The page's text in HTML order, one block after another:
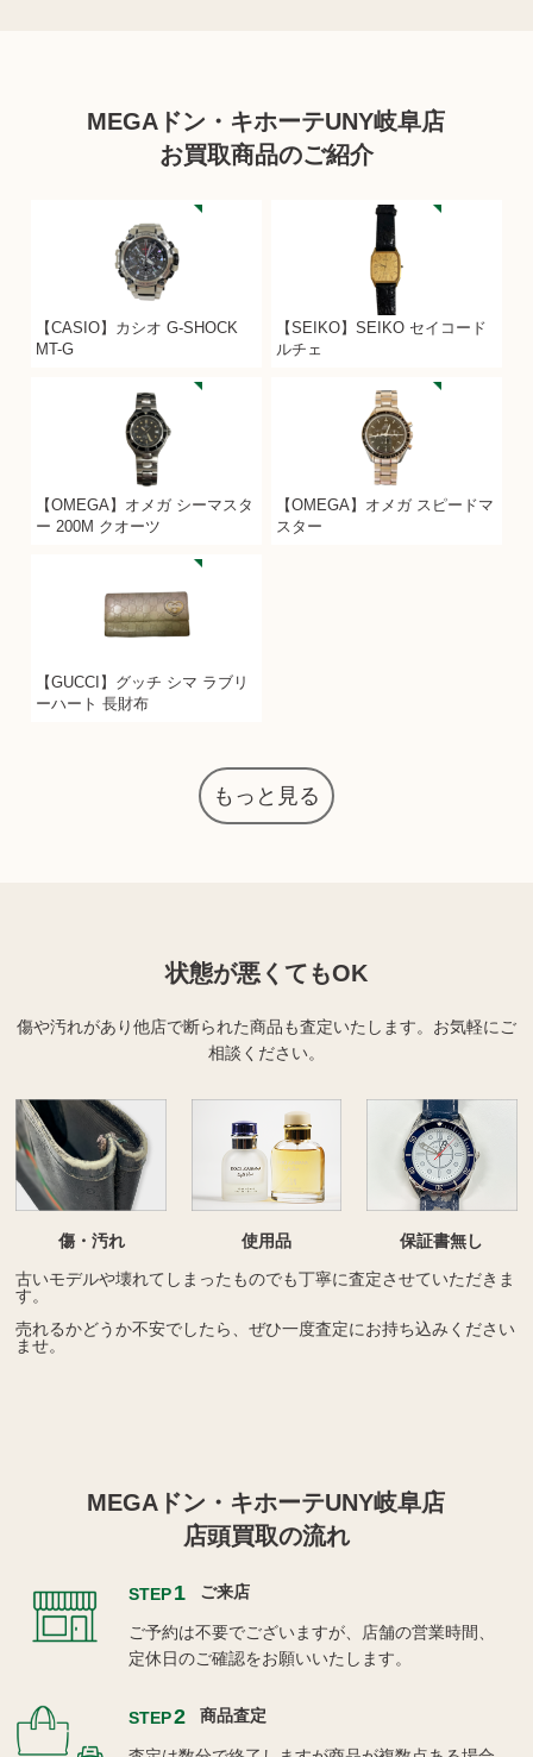
MEGAドン・キホーテUNY岐阜店
お買取商品のご紹介
【CASIO】カシオ G-SHOCK
MT-G
【SEIKO】SEIKO セイコード
ルチェ
【OMEGA】オメガ シーマスタ
ー 200M クオーツ
【OMEGA】オメガ スピードマ
スター
【GUCCI】グッチ シマ ラブリ
ーハート 長財布
もっと見る
状態が悪くてもOK
傷や汚れがあり他店で断られた商品も査定いたします。 お気軽にご
相談ください。
傷・汚れ 使用品
保証書無し
古いモデルや壊れてしまったものでも丁寧に査定させていただきま
す。
売れるかどうか不安でしたら、ぜひ一度査定にお持ち込みください
ませ。
MEGAドン・キホーテUNY岐阜店
店頭買取の流れ
STEP1 ご来店
ご予約は不要でございますが、店舗の営業時間、
定休日のご確認をお願いいたします。
STEP2 商品査定